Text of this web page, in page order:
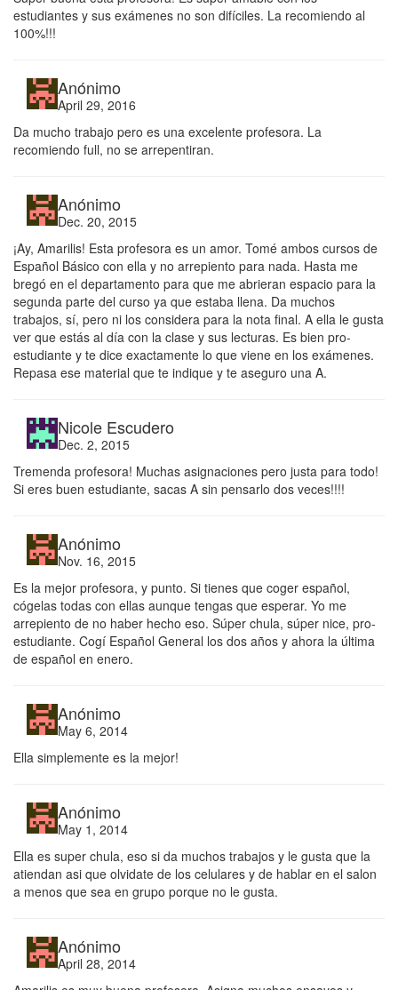
estudiantes y sus exámenes no son difíciles. La recomiendo al
100%!!!
Anónimo
April 29, 2016
Da mucho trabajo pero es una excelente profesora. La
recomiendo full, no se arrepentiran.
Anónimo
Dec. 20, 2015
¡Ay, Amarilis! Esta profesora es un amor. Tomé ambos cursos de
Español Básico con ella y no arrepiento para nada. Hasta me
bregó en el departamento para que me abrieran espacio para la
segunda parte del curso ya que estaba llena. Da muchos
trabajos, sí, pero ni los considera para la nota final. A ella le gusta
ver que estás al día con la clase y sus lecturas. Es bien pro-
estudiante y te dice exactamente lo que viene en los exámenes.
Repasa ese material que te indique y te aseguro una A.
Nicole Escudero
Dec. 2, 2015
Tremenda profesora! Muchas asignaciones pero justa para todo!
Si eres buen estudiante, sacas A sin pensarlo dos veces!!!!
Anónimo
Nov. 16, 2015
Es la mejor profesora, y punto. Si tienes que coger español,
cógelas todas con ellas aunque tengas que esperar. Yo me
arrepiento de no haber hecho eso. Súper chula, súper nice, pro-
estudiante. Cogí Español General los dos años y ahora la última
de español en enero.
Anónimo
May 6, 2014
Ella simplemente es la mejor!
Anónimo
May 1, 2014
Ella es super chula, eso si da muchos trabajos y le gusta que la
atiendan asi que olvidate de los celulares y de hablar en el salon
a menos que sea en grupo porque no le gusta.
Anónimo
April 28, 2014